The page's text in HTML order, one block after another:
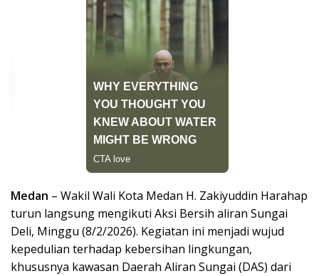
Medan – Wakil Wali Kota Medan H. Zakiyuddin Harahap
turun langsung mengikuti Aksi Bersih aliran Sungai
Deli, Minggu (8/2/2026). Kegiatan ini menjadi wujud
kepedulian terhadap kebersihan lingkungan,
khususnya kawasan Daerah Aliran Sungai (DAS) dari